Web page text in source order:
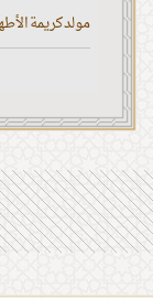
مولد كريمة